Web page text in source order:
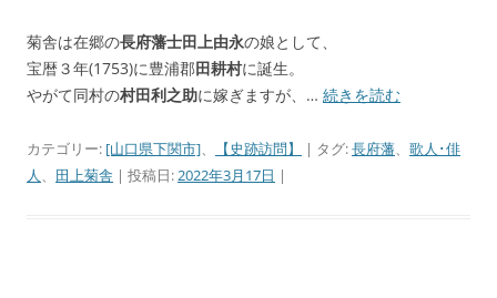
菊舎は在郷の長府藩士田上由永の娘として、
宝暦３年(1753)に豊浦郡田耕村に誕生。
やがて同村の村田利之助に嫁ぎますが、… 続きを読む
カテゴリー: [山口県下関市] 【史跡訪問】 | タグ:長府藩
歌人･俳
人
田上菊舎 | 投稿日: 2022年3月17日 |